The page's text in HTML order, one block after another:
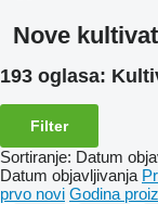
Nove
193 oglasa:
Filter
Sortiranje: Datum
Datum objavljivanja
prvo novi Godina